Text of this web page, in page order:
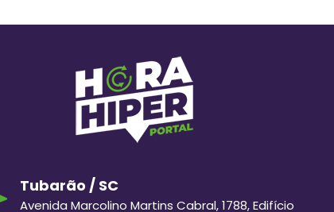
Tubarão / SC
Avenida Marcolino Martins Cabral, 1788, Edifício